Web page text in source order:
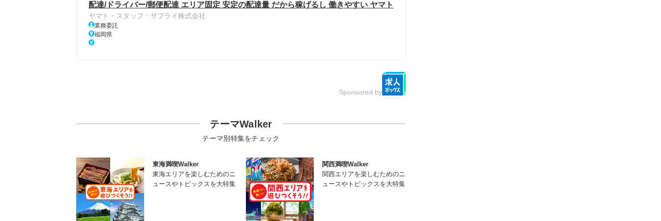
配達/ドライバー/郵便配達 エリア固定 安定の配達量 だから稼げるし 働きやすい ヤマト
ヤマト・スタッフ・サプライ株式会社
業務委託
福岡県
Sponsored by
テーマWalker
テーマ別特集をチェック
東海満喫Walker
東海エリアを楽しむためのニ
ュースやトピックスを大特集
関西満喫Walker
関西エリアを楽しむためのニ
ュースやトピックスを大特集